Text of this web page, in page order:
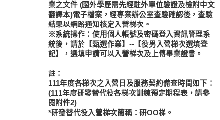
業之文件 (國外學歷需先經駐外單位驗證及檢附中文
翻譯本)電子檔案，經專案辦公室查驗確認後，查驗
結果以網路通知核定入營梯次。
※系統操作：使用個人帳號及密碼登入資訊管理系
統後，請於【甄選作業】--【役男入營梯次選填登
記】，選填申請可以入營梯次及上傳畢業證書。
註：
111年度各梯次之入營日及服務契約備查時間如下：
(111年度研發替代役各梯次訓練預定期程表，請參
閱附件2)
*研發替代役入營梯次簡稱：研OO梯。